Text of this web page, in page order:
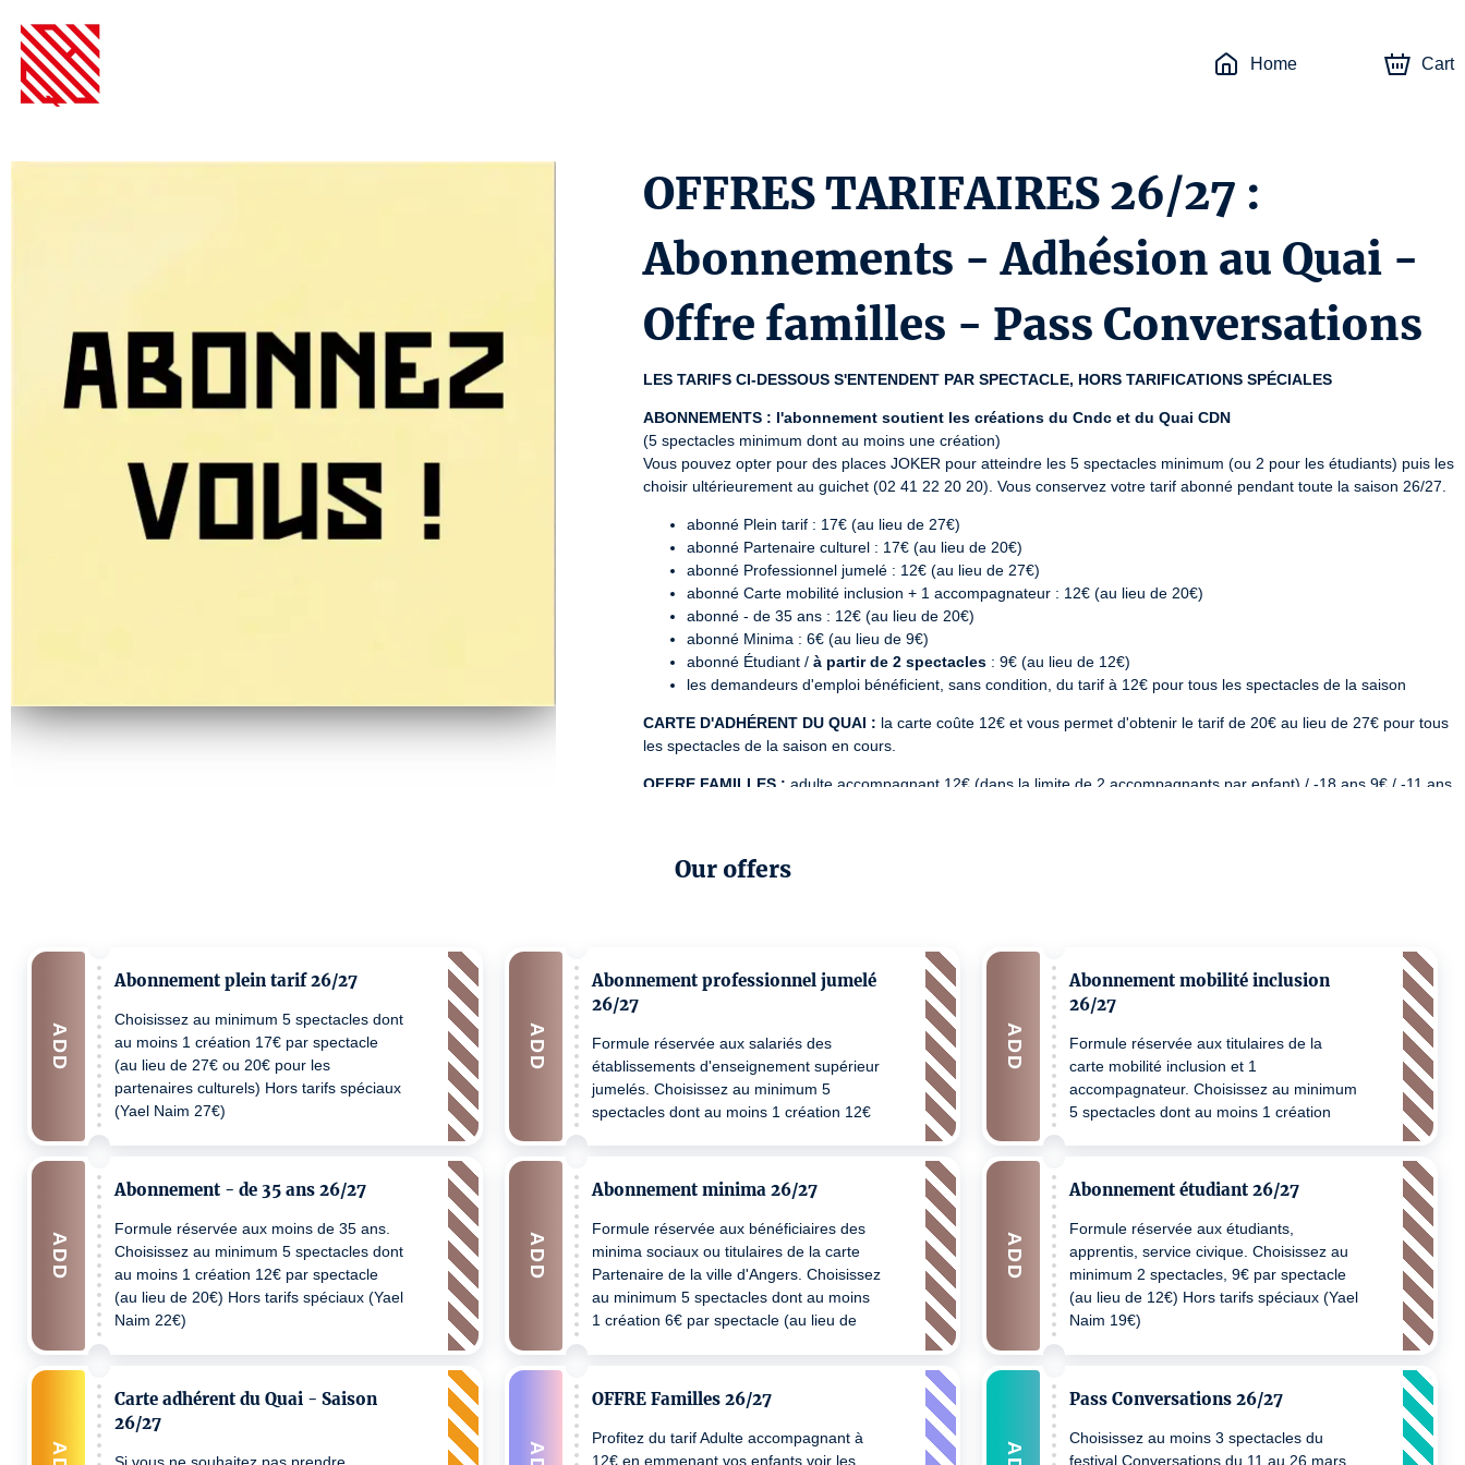
Home Cart
OFFRES TARIFAIRES 26/27 :
Abonnements - Adhésion au Quai -
Offre familles - Pass Conversations
LES TARIFS CI-DESSOUS S'ENTENDENT PAR SPECTACLE, HORS TARIFICATIONS SPÉCIALES
ABONNEMENTS : l'abonnement soutient les créations du Cndc et du Quai CDN
(5 spectacles minimum dont au moins une création)
Vous pouvez opter pour des places JOKER pour atteindre les 5 spectacles minimum (ou 2 pour les étudiants) puis les
choisir ultérieurement au guichet (02 41 22 20 20). Vous conservez votre tarif abonné pendant toute la saison 26/27.
abonné Plein tarif : 17€ (au lieu de 27€)
abonné Partenaire culturel : 17€ (au lieu de 20€)
abonné Professionnel jumelé : 12€ (au lieu de 27€)
abonné Carte mobilité inclusion + 1 accompagnateur : 12€ (au lieu de 20€)
abonné - de 35 ans : 12€ (au lieu de 20€)
abonné Minima : 6€ (au lieu de 9€)
abonné Étudiant / à partir de 2 spectacles : 9€ (au lieu de 12€)
les demandeurs d'emploi bénéficient, sans condition, du tarif à 12€ pour tous les spectacles de la saison
CARTE D'ADHÉRENT DU QUAI : la carte coûte 12€ et vous permet d'obtenir le tarif de 20€ au lieu de 27€ pour tous
les spectacles de la saison en cours.
OFFRE FAMILLES : adulte accompagnant 12€ (dans la limite de 2 accompagnants par enfant) / -18 ans 9€ / -11 ans
PASS CONVERSATIONS
Our offers
Abonnement plein tarif 26/27
Choisissez au minimum 5 spectacles dont
au moins 1 création 17€ par spectacle
(au lieu de 27€ ou 20€ pour les
partenaires culturels) Hors tarifs spéciaux
(Yael Naim 27€)
ADD
Abonnement professionnel jumelé
26/27
Formule réservée aux salariés des
établissements d'enseignement supérieur
jumelés. Choisissez au minimum 5
spectacles dont au moins 1 création 12€
ADD
Abonnement mobilité inclusion
26/27
Formule réservée aux titulaires de la
carte mobilité inclusion et 1
accompagnateur. Choisissez au minimum
5 spectacles dont au moins 1 création
ADD
Abonnement - de 35 ans 26/27
Formule réservée aux moins de 35 ans.
Choisissez au minimum 5 spectacles dont
au moins 1 création 12€ par spectacle
(au lieu de 20€) Hors tarifs spéciaux (Yael
Naim 22€)
ADD
Abonnement minima 26/27
Formule réservée aux bénéficiaires des
minima sociaux ou titulaires de la carte
Partenaire de la ville d'Angers. Choisissez
au minimum 5 spectacles dont au moins
1 création 6€ par spectacle (au lieu de
ADD
Abonnement étudiant 26/27
Formule réservée aux étudiants,
apprentis, service civique. Choisissez au
minimum 2 spectacles, 9€ par spectacle
(au lieu de 12€) Hors tarifs spéciaux (Yael
Naim 19€)
ADD
Carte adhérent du Quai - Saison
26/27
OFFRE Familles 26/27
Profitez du tarif Adulte accompagnant à
12€ en emmenant vos enfants voir les
Pass Conversations 26/27
Choisissez au moins 3 spectacles du
festival Conversations du 11 au 26 mars